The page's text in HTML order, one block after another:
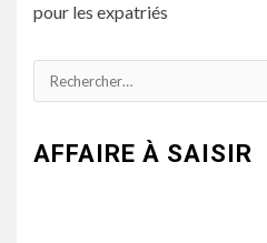
pour les expatriés
Rechercher :
AFFAIRE À SAISIR